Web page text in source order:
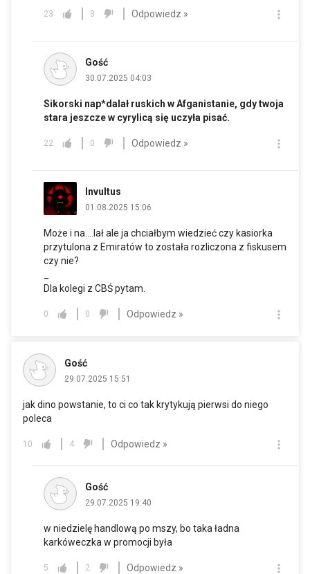
23 3 Odpowiedz »
Gość
30.07.2025 04:03
Sikorski nap*dalał ruskich w Afganistanie, gdy twoja
stara jeszcze w cyrylicą się uczyła pisać.
22 0 Odpowiedz »
Invultus
01.08.2025 15:06
Może i na....lał ale ja chciałbym wiedzieć czy kasiorka
przytulona z Emiratów to została rozliczona z fiskusem
czy nie?
Dla kolegi z CBŚ pytam.
0 0 Odpowiedz »
Gość
29.07.2025 15:51
jak dino powstanie, to ci co tak krytykują pierwsi do niego
poleca
10 4 Odpowiedz »
Gość
29.07.2025 19:40
w niedzielę handlową po mszy, bo taka ładna
karkóweczka w promocji była
5 2 Odpowiedz »